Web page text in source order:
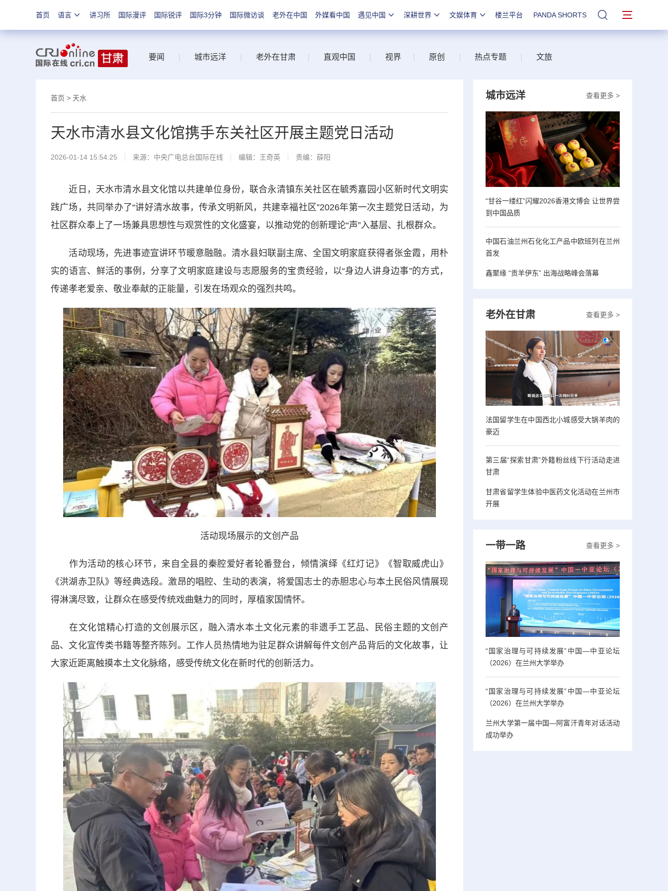
首页 语言 讲习所 国际漫评 国际锐评 国际3分钟 国际微访谈 老外在中国 外媒看中国 遇见中国 深耕世界 文娱体育 楼兰平台 PANDA SHORTS 站内搜索
要闻 城市远洋 老外在甘肃 直观中国 视界 原创 热点专题 文旅
首页 > 天水
天水市清水县文化馆携手东关社区开展主题党日活动
2026-01-14 15:54:25 来源：中央广电总台国际在线 编辑：王奇英 责编：薛阳
近日，天水市清水县文化馆以共建单位身份，联合永清镇东关社区在毓秀嘉园小区新时代文明实
践广场，共同举办了“讲好清水故事，传承文明新风，共建幸福社区”2026年第一次主题党日活动，为
社区群众奉上了一场兼具思想性与观赏性的文化盛宴，以推动党的创新理论“声”入基层、扎根群众。
活动现场，先进事迹宣讲环节暖意融融。清水县妇联副主席、全国文明家庭获得者张金霞，用朴
实的语言、鲜活的事例，分享了文明家庭建设与志愿服务的宝贵经验，以“身边人讲身边事”的方式，
传递孝老爱亲、敬业奉献的正能量，引发在场观众的强烈共鸣。
活动现场展示的文创产品
作为活动的核心环节，来自全县的秦腔爱好者轮番登台，倾情演绎《红灯记》《智取威虎山》
《洪湖赤卫队》等经典选段。激昂的唱腔、生动的表演，将爱国志士的赤胆忠心与本土民俗风情展现
得淋漓尽致，让群众在感受传统戏曲魅力的同时，厚植家国情怀。
在文化馆精心打造的文创展示区，融入清水本土文化元素的非遗手工艺品、民俗主题的文创产
品、文化宣传类书籍等整齐陈列。工作人员热情地为驻足群众讲解每件文创产品背后的文化故事，让
大家近距离触摸本土文化脉络，感受传统文化在新时代的创新活力。
查看更多 >
城市远洋
“甘谷一缕红”闪耀2026香港文博会 让世界尝
到中国品质
中国石油兰州石化化工产品中欧班列在兰州
首发
鑫聚缘 “贡羊伊东” 出海战略峰会落幕
查看更多 >
老外在甘肃
法国留学生在中国西北小城感受大锅羊肉的
豪迈
第三届“探索甘肃”外籍粉丝线下行活动走进
甘肃
甘肃省留学生体验中医药文化活动在兰州市
开展
查看更多 >
一带一路
“国家治理与可持续发展”中国—中亚论坛
（2026）在兰州大学举办
“国家治理与可持续发展”中国—中亚论坛
（2026）在兰州大学举办
兰州大学第一届中国—阿富汗青年对话活动
成功举办